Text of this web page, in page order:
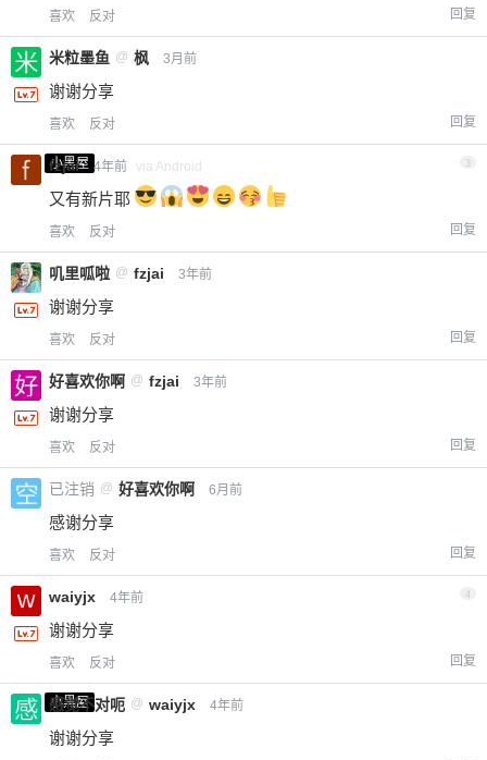
喜欢 反对 回复
米粒墨鱼 @ 枫 3月前
谢谢分享
喜欢 反对 回复
小黑屋
fzjai 4年前 via Android 3
又有新片耶
喜欢 反对 回复
叽里呱啦 @ fzjai 3年前
谢谢分享
喜欢 反对 回复
好喜欢你啊 @ fzjai 3年前
谢谢分享
喜欢 反对 回复
已注销 @ 好喜欢你啊 6月前
感谢分享
喜欢 反对 回复
waiyjx 4年前 4
谢谢分享
喜欢 反对 回复
小黑屋
感觉不对呃 @ waiyjx 4年前
谢谢分享